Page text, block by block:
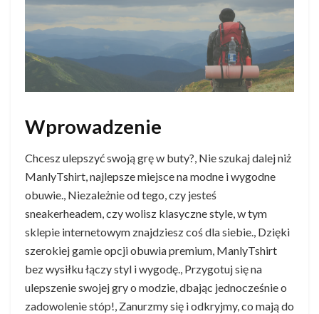
Wprowadzenie
Chcesz ulepszyć swoją grę w buty?, Nie szukaj dalej niż
ManlyTshirt, najlepsze miejsce na modne i wygodne
obuwie., Niezależnie od tego, czy jesteś
sneakerheadem, czy wolisz klasyczne style, w tym
sklepie internetowym znajdziesz coś dla siebie., Dzięki
szerokiej gamie opcji obuwia premium, ManlyTshirt
bez wysiłku łączy styl i wygodę., Przygotuj się na
ulepszenie swojej gry o modzie, dbając jednocześnie o
zadowolenie stóp!, Zanurzmy się i odkryjmy, co mają do